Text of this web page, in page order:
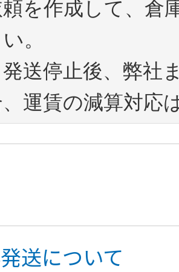
を作成して、倉
。
発送停止後、弊社
送について